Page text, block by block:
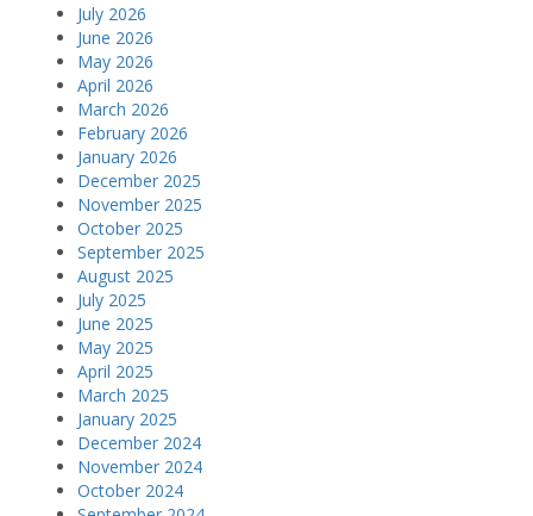
July 2026
June 2026
May 2026
April 2026
March 2026
February 2026
January 2026
December 2025
November 2025
October 2025
September 2025
August 2025
July 2025
June 2025
May 2025
April 2025
March 2025
January 2025
December 2024
November 2024
October 2024